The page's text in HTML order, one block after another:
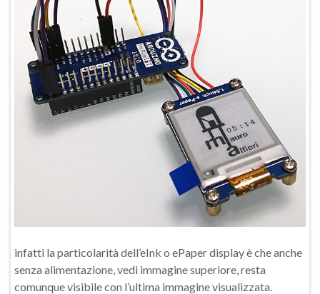
infatti la particolarità dell’eInk o ePaper display è che anche
senza alimentazione, vedi immagine superiore, resta
comunque visibile con l’ultima immagine visualizzata.